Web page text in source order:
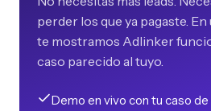
perder los que ya pagaste.
te mostramos Adlinker
caso parecido al tuyo.
Demo en vivo con tu caso de